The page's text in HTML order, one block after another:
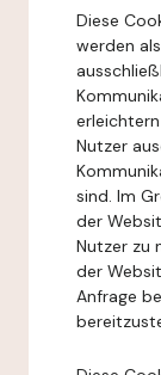
Diese
werden
Nutzer
sind. Im
der
Nutzer zu
der
Anfrage